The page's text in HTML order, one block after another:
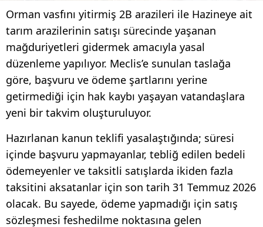
Orman vasfını yitirmiş 2B arazileri ile Hazineye ait
tarım arazilerinin satışı sürecinde yaşanan
mağduriyetleri gidermek amacıyla yasal
düzenleme yapılıyor. Meclis’e sunulan taslağa
göre, başvuru ve ödeme şartlarını yerine
getirmediği için hak kaybı yaşayan vatandaşlara
yeni bir takvim oluşturuluyor.
Hazırlanan kanun teklifi yasalaştığında; süresi
içinde başvuru yapmayanlar, tebliğ edilen bedeli
ödemeyenler ve taksitli satışlarda ikiden fazla
taksitini aksatanlar için son tarih 31 Temmuz 2026
olacak. Bu sayede, ödeme yapmadığı için satış
sözleşmesi feshedilme noktasına gelen